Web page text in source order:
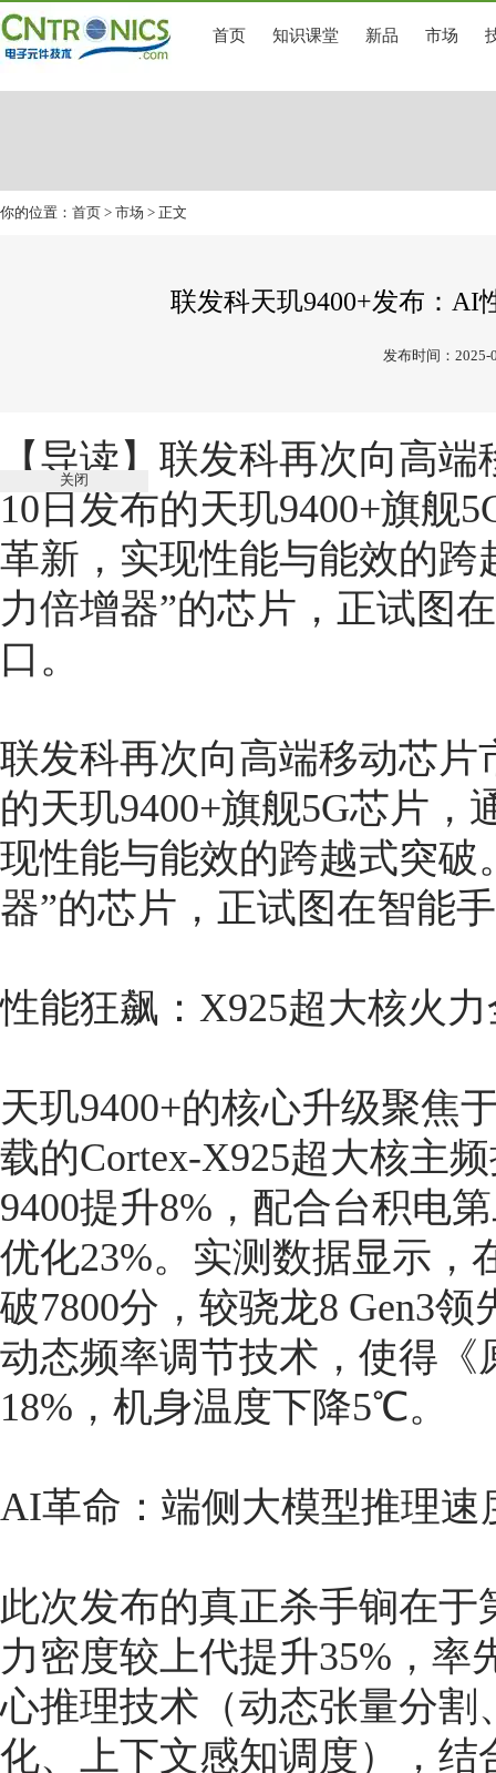
首页 知识课堂 新品 市场
你的位置： 首页 > 市场 > 正文
联发科天玑9400+发布：AI
发布时间：2025-
【导读】 联发科再次向高端
10日发布的天玑9400+旗舰
革新，实现性能与能效的
力倍增器”的芯片，正试图
口。
联发科再次向高端移动芯片
的天玑9400+旗舰5G芯片
现性能与能效的跨越式突
器”的芯片，正试图在智能
性能狂飙：X925超大核火
天玑9400+的核心升级聚焦
载的Cortex-X925超大核主
9400提升8%，配合台积电
优化23%。实测数据显示，
破7800分，较骁龙8 Gen3
动态频率调节技术，使得
18%，机身温度下降5℃。
AI革命：端侧大模型推理速
此次发布的真正杀手锏在
力密度较上代提升35%，率
心推理技术（动态张量分
化、上下文感知调度），
关闭